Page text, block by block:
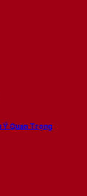
Quan Trọng